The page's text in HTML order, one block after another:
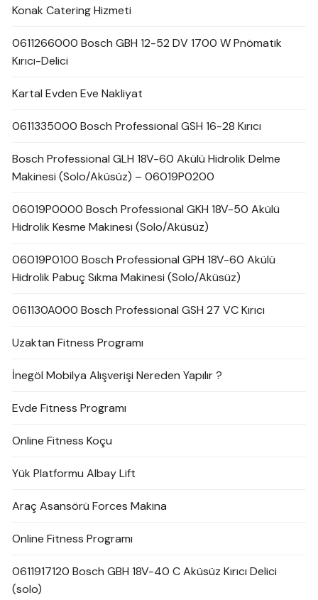
Konak Catering Hizmeti
0611266000 Bosch GBH 12-52 DV 1700 W Pnömatik
Kırıcı-Delici
Kartal Evden Eve Nakliyat
0611335000 Bosch Professional GSH 16-28 Kırıcı
Bosch Professional GLH 18V-60 Akülü Hidrolik Delme
Makinesi (Solo/Aküsüz) – 06019P0200
06019P0000 Bosch Professional GKH 18V-50 Akülü
Hidrolik Kesme Makinesi (Solo/Aküsüz)
06019P0100 Bosch Professional GPH 18V-60 Akülü
Hidrolik Pabuç Sıkma Makinesi (Solo/Aküsüz)
061130A000 Bosch Professional GSH 27 VC Kırıcı
Uzaktan Fitness Programı
İnegöl Mobilya Alışverişi Nereden Yapılır ?
Evde Fitness Programı
Online Fitness Koçu
Yük Platformu Albay Lift
Araç Asansörü Forces Makina
Online Fitness Programı
0611917120 Bosch GBH 18V-40 C Aküsüz Kırıcı Delici
(solo)